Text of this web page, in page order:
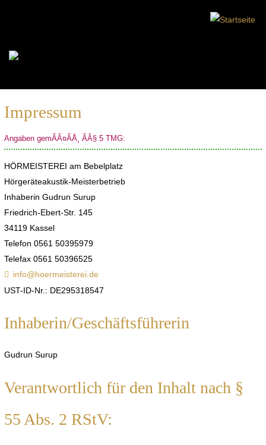
Impressum
Angaben gemÃÂ¤ÃÅ¸ ÃÂ§ 5 TMG:
HÖRMEISTEREI am Bebelplatz
Hörgeräteakustik-Meisterbetrieb
Inhaberin Gudrun Surup
Friedrich-Ebert-Str. 145
34119 Kassel
Telefon 0561 50395979
Telefax 0561 50396525
info@hoermeisterei.de
UST-ID-Nr.: DE295318547
Inhaberin/Geschäftsführerin
Gudrun Surup
Verantwortlich für den Inhalt nach §
55 Abs. 2 RStV: